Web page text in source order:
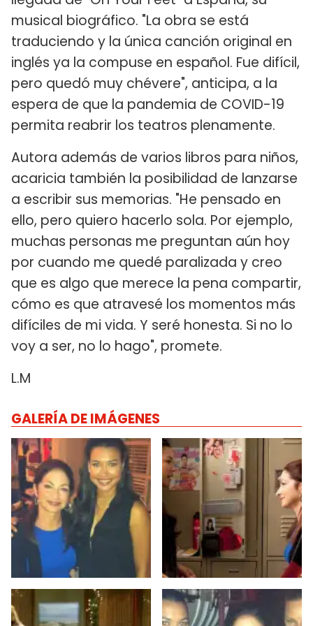
musical biográfico. "La obra se está
traduciendo y la única canción original en
inglés ya la compuse en español. Fue difícil,
pero quedó muy chévere", anticipa, a la
espera de que la pandemia de COVID-19
permita reabrir los teatros plenamente.
Autora además de varios libros para niños,
acaricia también la posibilidad de lanzarse
a escribir sus memorias. "He pensado en
ello, pero quiero hacerlo sola. Por ejemplo,
muchas personas me preguntan aún hoy
por cuando me quedé paralizada y creo
que es algo que merece la pena compartir,
cómo es que atravesé los momentos más
difíciles de mi vida. Y seré honesta. Si no lo
voy a ser, no lo hago", promete.
L.M
GALERÍA DE IMÁGENES